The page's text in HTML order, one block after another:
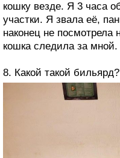
кошку везде. Я 3 часа
участки. Я звала её,
наконец не посмотрела
кошка следила за мной.
8. Какой такой